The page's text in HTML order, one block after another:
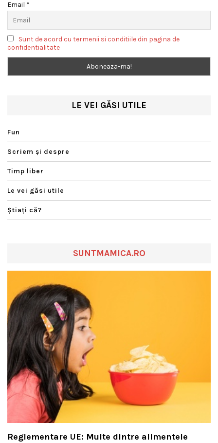
Email *
Sunt de acord cu termenii si conditiile din pagina de
confidentialitate
LE VEI GĂSI UTILE
Fun
Scriem şi despre
Timp liber
Le vei găsi utile
Ştiaţi că?
SUNTMAMICA.RO
Reglementare UE: Multe dintre alimentele